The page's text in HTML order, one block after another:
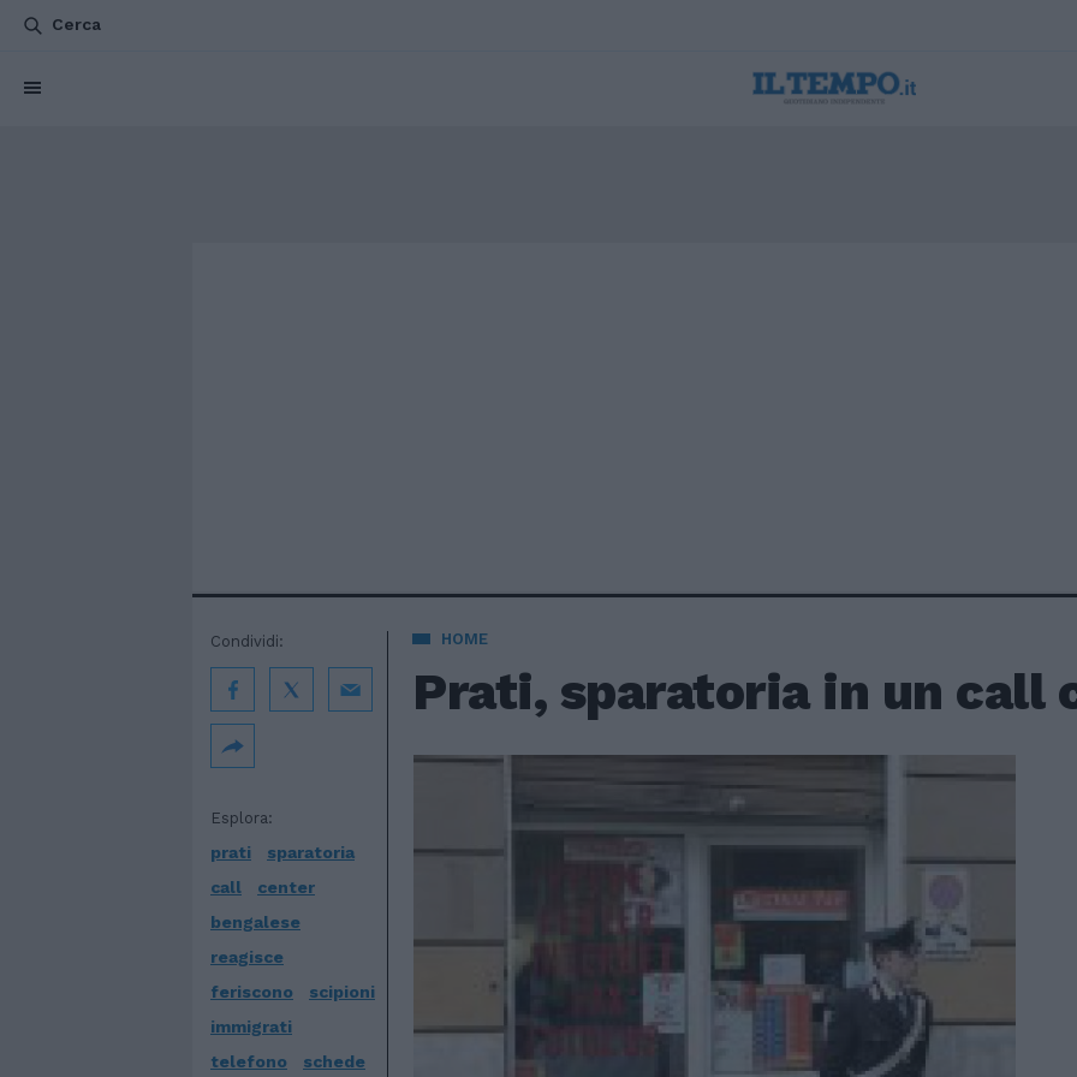
Cerca
HOME
Prati, sparatoria in un call
Esplora:
prati
sparatoria
call
center
bengalese
reagisce
feriscono
scipioni
immigrati
telefono
schede
Condividi: